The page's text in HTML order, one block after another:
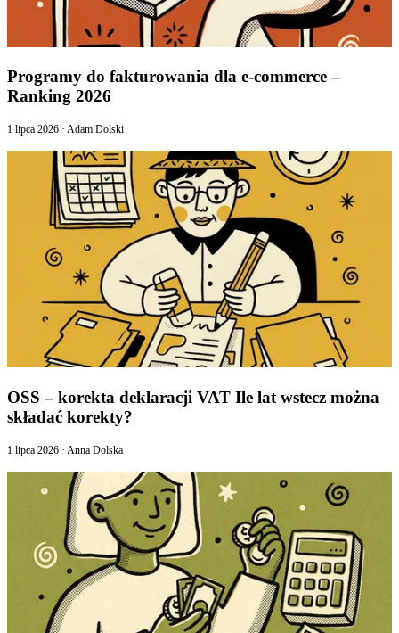
Programy do fakturowania dla e-commerce –
Ranking 2026
1 lipca 2026 · Adam Dolski
OSS – korekta deklaracji VAT Ile lat wstecz można
składać korekty?
1 lipca 2026 · Anna Dolska